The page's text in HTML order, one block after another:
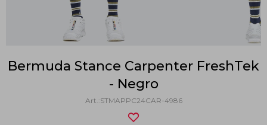
Bermuda Stance Carpenter FreshTek
- Negro
STMAPPC24CAR-4986